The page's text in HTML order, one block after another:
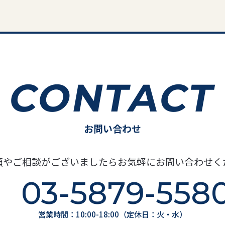
CONTACT
お問い合わせ
ご相談がございましたらお気軽にお問い合わせく
03-5879-
営業時間：10:00-18:00（定休日：火・水）